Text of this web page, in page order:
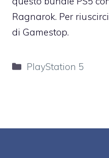
Ragnarok. Per
di Gamestop.
Categorie
PlayStation 5